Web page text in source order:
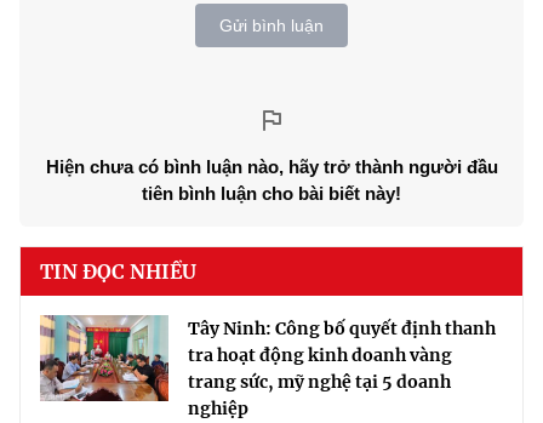
Gửi bình luận
Hiện chưa có bình luận nào, hãy trở thành người đầu
tiên bình luận cho bài biết này!
TIN ĐỌC NHIỀU
Tây Ninh: Công bố quyết định thanh
tra hoạt động kinh doanh vàng
trang sức, mỹ nghệ tại 5 doanh
nghiệp